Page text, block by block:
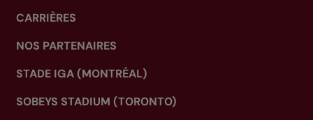
CARRIÈRES
NOS PARTENAIRES
STADE IGA (MONTRÉAL)
SOBEYS STADIUM (TORONTO)